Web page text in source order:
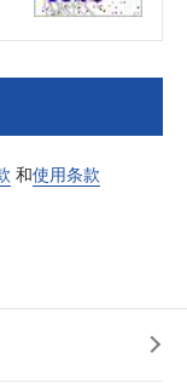
和使用条款